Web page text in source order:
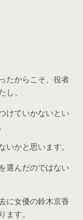
たからこそ、役者
、
けていかないとい
かと思います。
選んだのではない
に女優の鈴木京香
す。